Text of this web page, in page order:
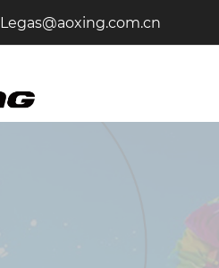
Legas@aoxing.com.cn